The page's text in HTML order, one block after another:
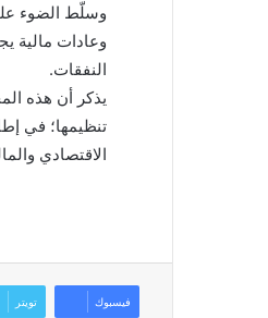
وسلّط الضوء
وعادات مالية
النفقات.
يذكر أن هذه
تنظيمها؛ في
الاقتصادي
فيسبوك تويتر